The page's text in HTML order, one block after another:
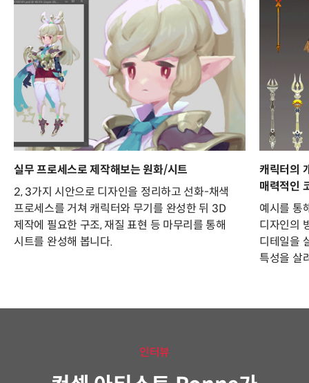
실무 프로세스로 제작해보는 원화/시트
2, 3가지 시안으로 디자인을 정리하고 선화-채색
프로세스를 거쳐 캐릭터와 무기를 완성한 뒤 3D
제작에 필요한 구조, 재질 표현 등 마무리를 통해
시트를 완성해 봅니다.
캐릭터의
매력적인
예시를 통
디자인의
디테일을
특성을 살
인터뷰